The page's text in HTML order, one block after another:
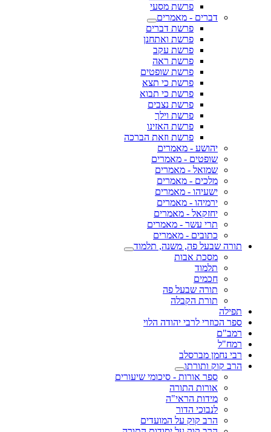
פרשת מסעי
דברים - מאמרים
פרשת דברים
פרשת ואתחנן
פרשת עקב
פרשת ראה
פרשת שופטים
פרשת כי תצא
פרשת כי תבוא
פרשת נצבים
פרשת וילך
פרשת האזינו
פרשת וזאת הברכה
יהושע - מאמרים
שופטים - מאמרים
שמואל - מאמרים
מלכים - מאמרים
ישעיהו - מאמרים
ירמיהו - מאמרים
יחזקאל - מאמרים
תרי עשר - מאמרים
כתובים - מאמרים
תורה שבעל פה, משנה, תלמוד
מסכת אבות
תלמוד
חכמים
תורה שבעל פה
תורת הקבלה
תפילה
ספר הכוזרי לרבי יהודה הלוי
רמב"ם
רמח"ל
רבי נחמן מברסלב
הרב קוק ותורתו
ספר אורות - סיכומי שיעורים
אורות התורה
מידות הראי"ה
לנבוכי הדור
הרב קוק על המועדים